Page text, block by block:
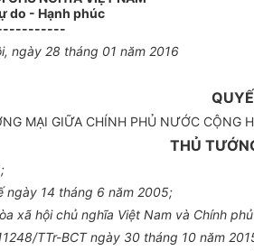
do - Hạnh phúc
ngày 28 tháng 01 năm 2016
MẠI GIỮA CHÍNH PHỦ NƯỚC
THỦ
ngày 14 tháng 6 năm 2005;
xã hội chủ nghĩa Việt Nam và Chính
TTr-BCT ngày 30 tháng 10 năm